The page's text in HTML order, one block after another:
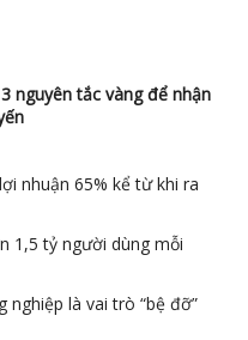
3 nguyên tắc vàng để nhận
nhuận 65% kể từ khi ra
1,5 tỷ người dùng mỗi
nghiệp là vai trò “bệ đỡ”